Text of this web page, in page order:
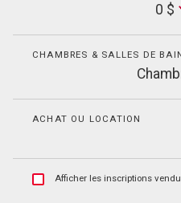
0 $
CHAMBRES & SALLES DE
ACHAT OU LOCATION
AfficherAfficher les inscriptions